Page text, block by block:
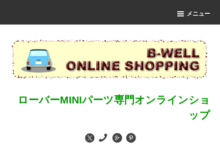
メニュー
ローバーMINIパーツ専門オンラインショ
ップ